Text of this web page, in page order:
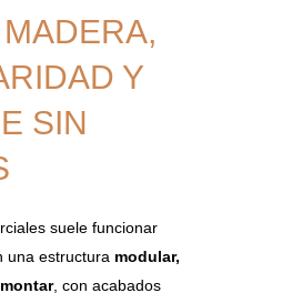
Y
SIN
suele funcionar
una estructura modular,
, con acabados